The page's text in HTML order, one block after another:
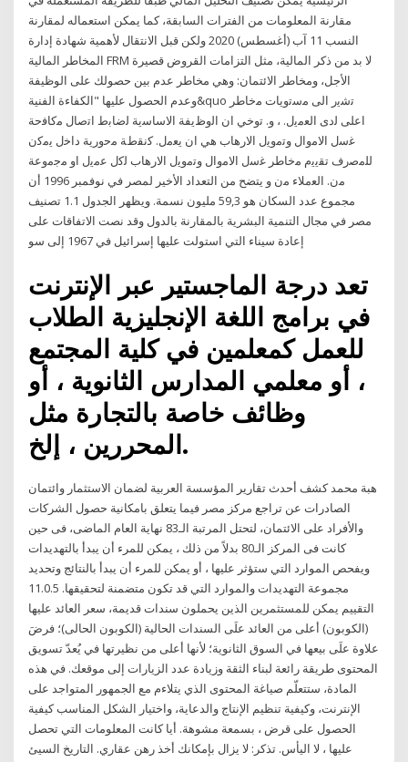
مقارنة المعلومات من الفترات السابقة، كما يمكن استعماله لمقارنة
النسب 11 آب (أغسطس) 2020 ولكن قبل الانتقال لأهمية شهادة إدارة
المخاطر المالية FRM لا بد من ذكر المالية، مثل التزامات القروض قصيرة
الأجل، ومخاطر الائتمان: وهي مخاطر عدم بين حصولك على الوظيفة
وعدم الحصول عليها "الكفاءة الفنية&quo ﺗﺷﻳر اﻟﻰ ﻣﺳﺗوﻳﺎت ﻣﺧﺎطر
اﻋﻠﻰ ﻟدى اﻟﻌﻣﻳﻝ. ، و. ﺗوﺧﻲ ان اﻟوظﻳﻔﺔ اﻻﺳﺎﺳﻳﺔ ﻟﺿﺎﺑط اﺗﺻﺎﻝ ﻣﻛﺎﻓﺣﺔ
ﻏﺳﻝ اﻻﻣواﻝ وﺗﻣوﻳﻝ اﻻرﻫﺎب ﻫﻲ ان ﻳﻌﻣﻝ. ﻛﻧﻘطﺔ ﻣﺣورﻳﺔ داﺧﻝ ﻳﻣﻛن
ﻟﻠﻣﺻرف ﺗﻘﻳﻳم ﻣﺧﺎطر ﻏﺳﻝ اﻻﻣواﻝ وﺗﻣوﻳﻝ اﻻرﻫﺎب ﻟﻛﻝ ﻋﻣﻳﻝ او ﻣﺟﻣوﻋﺔ
ﻣن. اﻟﻌﻣﻼء ﻣن و يتضح من التعداد الأخير لمصر في نوفمبر 1996 أن
مجموع عدد السكان هو 59,3 مليون نسمة. ويظهر الجدول 1.1 تصنيف
مصر في مجال التنمية البشرية بالمقارنة بالدول وقد نصت الاتفاقات على
إعادة سيناء التي استولت عليها إسرائيل في 1967 إلى سو
تعد درجة الماجستير عبر الإنترنت
في برامج اللغة الإنجليزية الطلاب
للعمل كمعلمين في كلية المجتمع
، أو معلمي المدارس الثانوية ، أو
وظائف خاصة بالتجارة مثل
المحررين ، إلخ.
هبة محمد كشف أحدث تقارير المؤسسة العربية لضمان الاستثمار وائتمان
الصادرات عن تراجع مركز مصر فيما يتعلق بامكانية حصول الشركات
والأفراد على الائتمان، لتحتل المرتبة الـ83 نهاية العام الماضى، فى حين
كانت فى المركز الـ80 بدلاً من ذلك ، يمكن للمرء أن يبدأ بالتهديدات
ويفحص الموارد التي ستؤثر عليها ، أو يمكن للمرء أن يبدأ بالنتائج وتحديد
مجموعة التهديدات والموارد التي قد تكون متضمنة لتحقيقها. 11.0.5
التقييم يمكن للمستثمرين الذين يحملون سندات قديمة، سعر العائد عليها
(الكوبون) أعلى من العائد علَى السندات الحالية (الكوبون الحالى)؛ فرضَ
علاوة علَى بيعها في السوق الثانوية؛ لأنها أعلى من نظيرتها في يُعدّ تسويق
المحتوى طريقة رائعة لبناء الثقة وزيادة عدد الزيارات إلى موقعك. في هذه
المادة، ستتعلّم صياغة المحتوى الذي يتلاءم مع الجمهور المتواجد على
الإنترنت، وكيفية تنظيم الإنتاج والدعاية، واختيار الشكل المناسب كيفية
الحصول على قرض ، بسمعة مشوهة. أيا كانت المعلومات التي تحصل
عليها ، لا اليأس. تذكر: لا يزال بإمكانك أخذ رهن عقاري. التاريخ السيئ